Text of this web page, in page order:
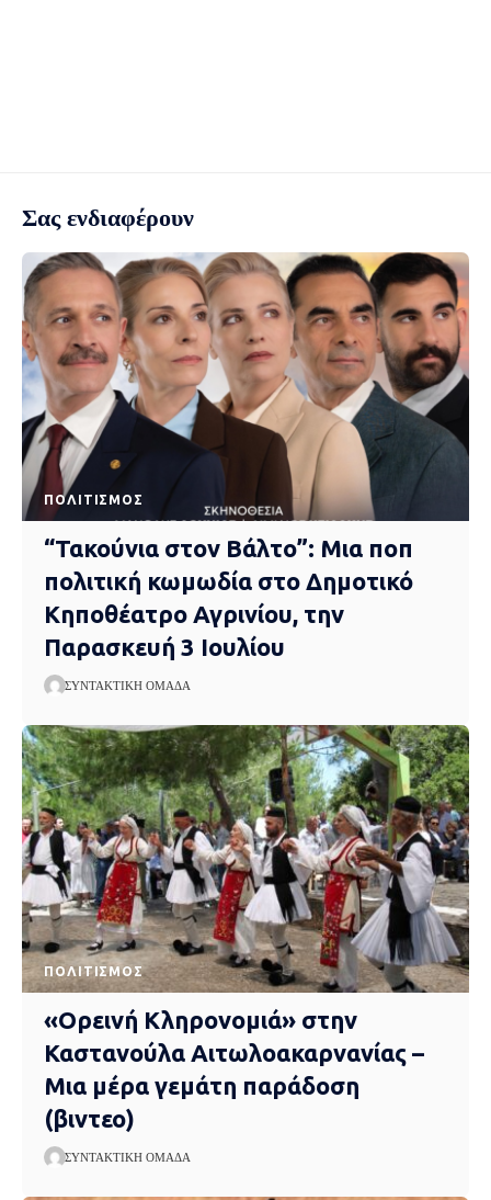
Σας ενδιαφέρουν
ΠΟΛΙΤΙΣΜΌΣ
“Τακούνια στον Βάλτο”: Μια ποπ
πολιτική κωμωδία στο Δημοτικό
Κηποθέατρο Αγρινίου, την
Παρασκευή 3 Ιουλίου
ΣΥΝΤΑΚΤΙΚΉ ΟΜΆΔΑ
ΠΟΛΙΤΙΣΜΌΣ
«Ορεινή Κληρονομιά» στην
Καστανούλα Αιτωλοακαρνανίας –
Μια μέρα γεμάτη παράδοση
(βιντεο)
ΣΥΝΤΑΚΤΙΚΉ ΟΜΆΔΑ